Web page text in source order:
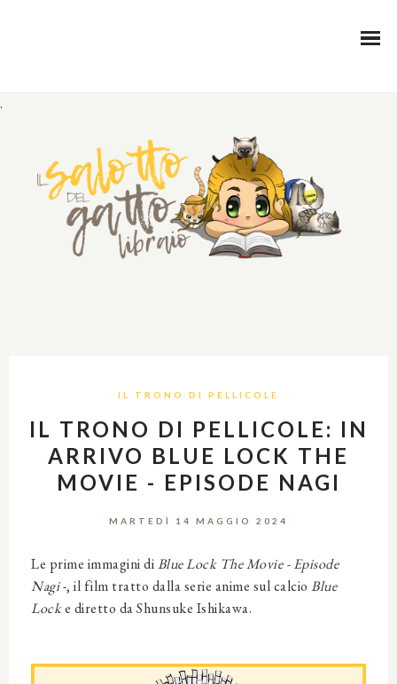
.
IL TRONO DI PELLICOLE
IL TRONO DI PELLICOLE: IN
ARRIVO BLUE LOCK THE
MOVIE - EPISODE NAGI
MARTEDÌ 14 MAGGIO 2024
Le prime immagini diBlue Lock The Movie - Episode
Nagi-, il film tratto dalla serie anime sul calcio Blue
Locke diretto da Shunsuke Ishikawa.